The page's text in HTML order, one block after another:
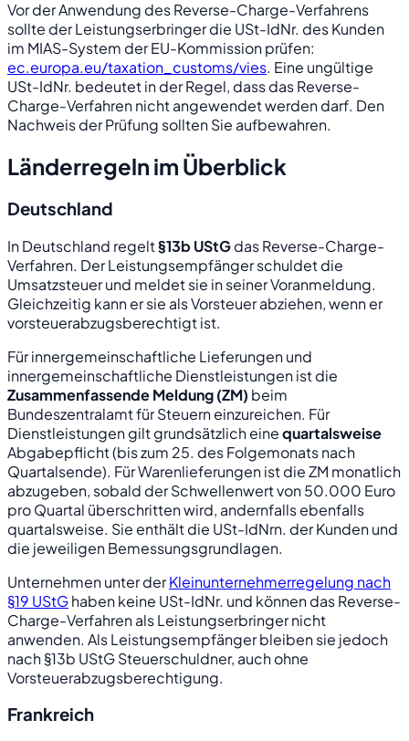
Vor der Anwendung des Reverse-Charge-Verfahrens
sollte der Leistungserbringer die USt-IdNr. des Kunden
im MIAS-System der EU-Kommission prüfen:
ec.europa.eu/taxation_customs/vies. Eine ungültige
USt-IdNr. bedeutet in der Regel, dass das Reverse-
Charge-Verfahren nicht angewendet werden darf. Den
Nachweis der Prüfung sollten Sie aufbewahren.
Länderregeln im Überblick
Deutschland
In Deutschland regelt§13b UStGdas Reverse-Charge-
Verfahren. Der Leistungsempfänger schuldet die
Umsatzsteuer und meldet sie in seiner Voranmeldung.
Gleichzeitig kann er sie als Vorsteuer abziehen, wenn er
vorsteuerabzugsberechtigt ist.
Für innergemeinschaftliche Lieferungen und
innergemeinschaftliche Dienstleistungen ist die
Zusammenfassende Meldung (ZM) beim
Bundeszentralamt für Steuern einzureichen. Für
Dienstleistungen gilt grundsätzlich einequartalsweise
Abgabepflicht (bis zum 25. des Folgemonats nach
Quartalsende). Für Warenlieferungen ist die ZM monatlich
abzugeben, sobald der Schwellenwert von 50.000 Euro
pro Quartal überschritten wird, andernfalls ebenfalls
quartalsweise. Sie enthält die USt-IdNrn. der Kunden und
die jeweiligen Bemessungsgrundlagen.
Unternehmen unter derKleinunternehmerregelung nach
§19 UStGhaben keine USt-IdNr. und können das Reverse-
Charge-Verfahren als Leistungserbringer nicht
anwenden. Als Leistungsempfänger bleiben sie jedoch
nach §13b UStG Steuerschuldner, auch ohne
Vorsteuerabzugsberechtigung.
Frankreich